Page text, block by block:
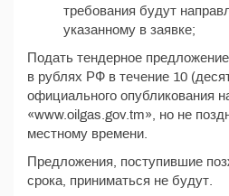
требования будут
указанному в заявке;
Подать тендерное
в рублях РФ в течение 10
официального опубликования
«www.oilgas.gov.tm», но не
местному времени.
Предложения, поступившие
срока, приниматься не будут.